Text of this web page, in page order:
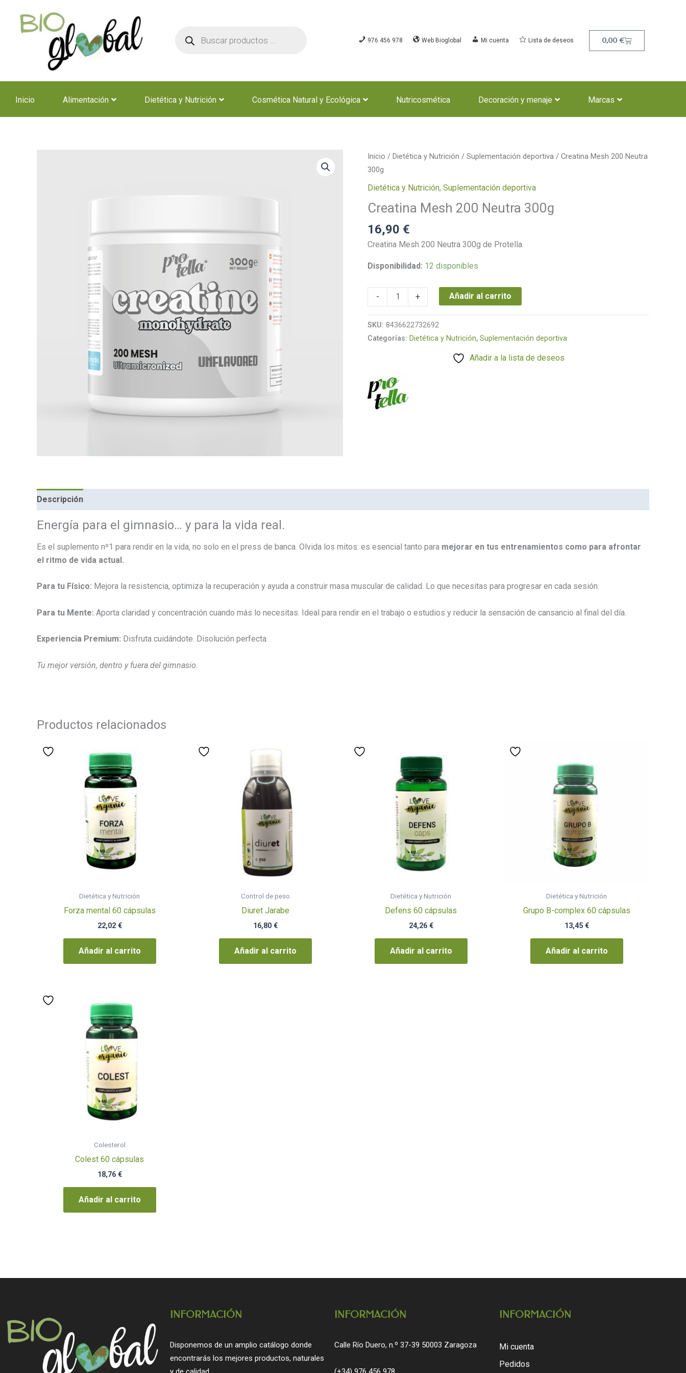
contenido
productos
976 456 978 Web Bioglobal Mi cuenta Lista de deseos 0,00 €Carrito
Inicio Alimentación Dietética y Nutrición Cosmética Natural y Ecológica Nutricosmética Decoración y menaje Marcas
Inicio / Dietética y Nutrición / Suplementación deportiva / Creatina Mesh 200 Neutra
300g
Dietética y Nutrición, Suplementación deportiva
Creatina Mesh 200 Neutra 300g
16,90 €
Creatina Mesh 200 Neutra 300g de Protella.
Disponibilidad: 12 disponibles
-
Creatina
Mesh
300g
+ Añadir al carrito
SKU: 8436622732692
Categorías: Dietética y Nutrición, Suplementación deportiva
Añadir a la lista de deseos
Descripción
Energía para el gimnasio… y para la vida real.
Es el suplemento nº1 para rendir en la vida, no solo en el press de banca. Olvida los mitos: es esencial tanto para mejorar en tus entrenamientos como para afrontar
el ritmo de vida actual.
Para tu Físico: Mejora la resistencia, optimiza la recuperación y ayuda a construir masa muscular de calidad. Lo que necesitas para progresar en cada sesión.
Para tu Mente: Aporta claridad y concentración cuando más lo necesitas. Ideal para rendir en el trabajo o estudios y reducir la sensación de cansancio al final del día.
Experiencia Premium: Disfruta cuidándote. Disolución perfecta.
Tu mejor versión, dentro y fuera del gimnasio.
Productos relacionados
Dietética y Nutrición
Forza mental 60 cápsulas
22,02 €
Añadir al carrito
Control de peso
Diuret Jarabe
16,80 €
Añadir al carrito
Dietética y Nutrición
Defens 60 cápsulas
24,26 €
Añadir al carrito
Dietética y Nutrición
Grupo B-complex 60 cápsulas
13,45 €
Añadir al carrito
Colesterol
Colest 60 cápsulas
18,76 €
Añadir al carrito
INFORMACIÓN
Disponemos de un amplio catálogo donde
encontrarás los mejores productos, naturales
INFORMACIÓN
Calle Río Duero, n.º 37-39 50003 Zaragoza
INFORMACIÓN
Mi cuenta
Pedidos